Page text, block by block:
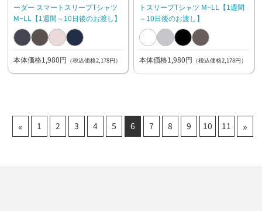
ーダー スマートスリーブTシャツ
M~LL【1週間～10日後のお渡し】
本体価格1,980円 （税込価格2,178円）
トスリーブTシャツ M~LL【1週間
～10日後のお渡し】
本体価格1,980円 （税込価格2,178円）
« 1 2 3 4 5 6 7 8 9 10 11 »